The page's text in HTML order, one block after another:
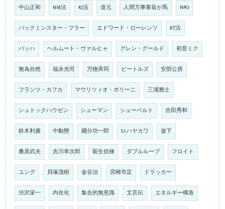
中山正和 NM法 KJ法 道元 人間万事塞翁が馬 NPO
バックミンスター・フラー エドワード・ローレンツ KT法
バッハ ヘルムート・ヴァルヒャ グレン・グールド 初音ミク
無為自然 福永光司 万物斉同 ビートルズ 安部公房
フランツ・カフカ マウリツィオ・ポリーニ 三浦雅士
シュトックハウゼン シューマン シューベルト 吉田秀和
鈴木利廣 中動態 國分功一郎 S.I.ハヤカワ 放下
桑原武夫 吉川幸次郎 荻生徂徠 ダブルループ フロイト
ユング 貝塚茂樹 金谷治 宮崎市定 ドラッカー
渋沢栄一 内在化 集合的無意識 文言伝 エネルギー構造